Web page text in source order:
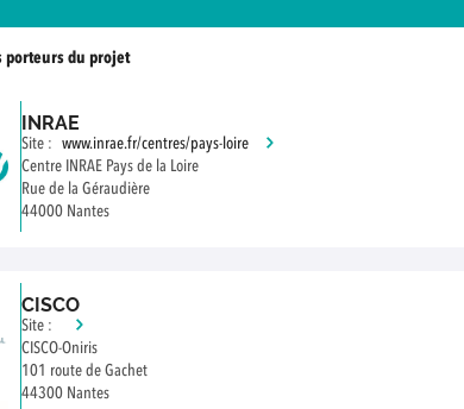
porteurs du projet
INRAE
Site :
www.inrae.fr/centres/pays-loire
Centre INRAE Pays de la Loire
Rue de la Géraudière
44000 Nantes
CISCO
Site :
CISCO-Oniris
101 route de Gachet
44300 Nantes